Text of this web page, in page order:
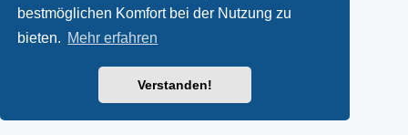
bestmöglichen Komfort bei der Nutzung zu
bieten. Mehr erfahren
Verstanden!